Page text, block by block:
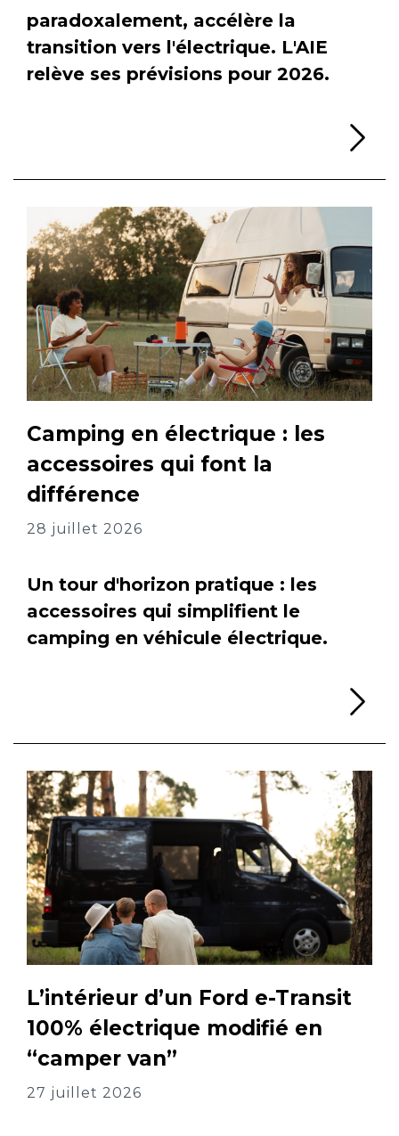
paradoxalement, accélère la
transition vers l'électrique. L'AIE
relève ses prévisions pour 2026.
Camping en électrique : les
accessoires qui font la
différence
28 juillet 2026
Un tour d'horizon pratique : les
accessoires qui simplifient le
camping en véhicule électrique.
L’intérieur d’un Ford e-Transit
100% électrique modifié en
“camper van”
27 juillet 2026